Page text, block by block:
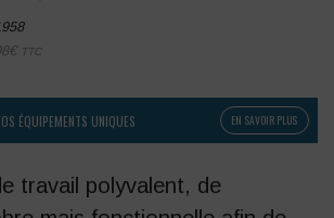
€ TTC
ÉQUIPEMENTS UNIQUES EN SAVOIR PLUS
travail polyvalent, de